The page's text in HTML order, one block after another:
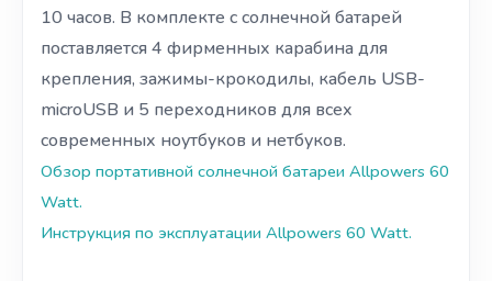
10 часов. В комплекте с солнечной батарей
поставляется 4 фирменных карабина для
крепления, зажимы-крокодилы, кабель USB-
microUSB и 5 переходников для всех
современных ноутбуков и нетбуков.
Обзор портативной солнечной батареи Allpowers 60
Watt.
Инструкция по эксплуатации Allpowers 60 Watt.